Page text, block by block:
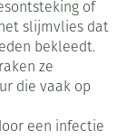
of
slijmvlies dat
bekleedt.
ze
die vaak op
een infectie